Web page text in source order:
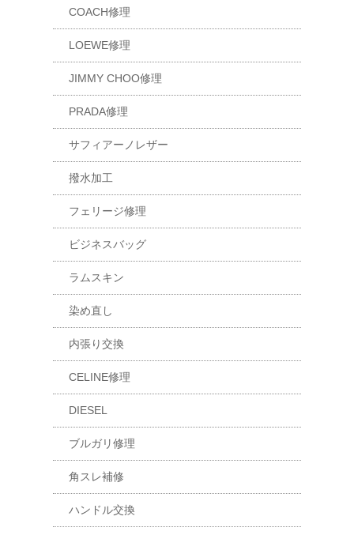
COACH修理
LOEWE修理
JIMMY CHOO修理
PRADA修理
サフィアーノレザー
撥水加工
フェリージ修理
ビジネスバッグ
ラムスキン
染め直し
内張り交換
CELINE修理
DIESEL
ブルガリ修理
角スレ補修
ハンドル交換